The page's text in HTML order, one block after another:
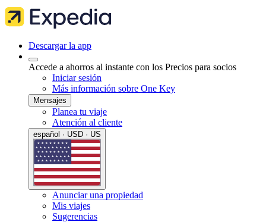
Descargar la app
Accede a ahorros al instante con los Precios para socios
Iniciar sesión
Más información sobre One Key
Mensajes
Planea tu viaje
Atención al cliente
español · USD · US
Anunciar una propiedad
Mis viajes
Sugerencias